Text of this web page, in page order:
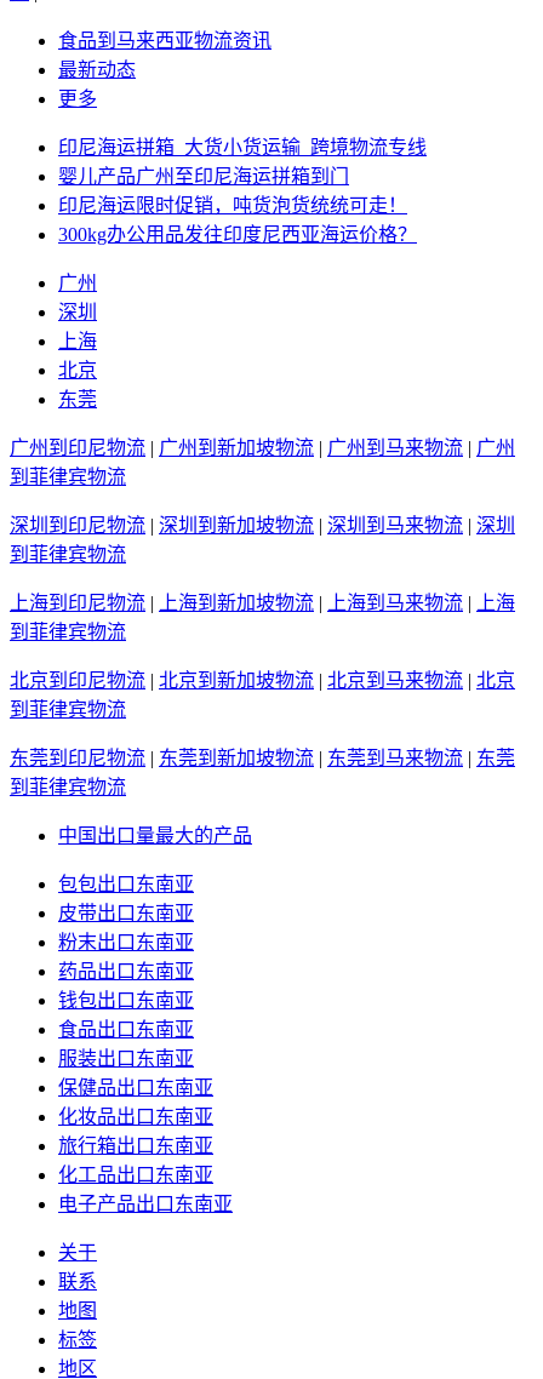
食品到马来西亚物流资讯
最新动态
更多
印尼海运拼箱_大货小货运输_跨境物流专线
婴儿产品广州至印尼海运拼箱到门
印尼海运限时促销，吨货泡货统统可走！
300kg办公用品发往印度尼西亚海运价格？
广州
深圳
上海
北京
东莞
广州到印尼物流 | 广州到新加坡物流 | 广州到马来物流 | 广州
到菲律宾物流
深圳到印尼物流 | 深圳到新加坡物流 | 深圳到马来物流 | 深圳
到菲律宾物流
上海到印尼物流 | 上海到新加坡物流 | 上海到马来物流 |
上海
到菲律宾物流
北京到印尼物流 | 北京到新加坡物流 | 北京到马来物流 | 北京
到菲律宾物流
东莞到印尼物流 | 东莞到新加坡物流 | 东莞到马来物流 | 东莞
到菲律宾物流
中国出口量最大的产品
包包出口东南亚
皮带出口东南亚
粉末出口东南亚
药品出口东南亚
钱包出口东南亚
食品出口东南亚
服装出口东南亚
保健品出口东南亚
化妆品出口东南亚
旅行箱出口东南亚
化工品出口东南亚
电子产品出口东南亚
关于
联系
地图
标签
地区